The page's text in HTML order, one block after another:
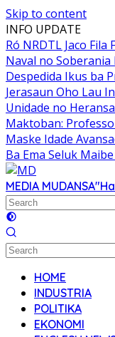
Skip to content
INFO UPDATE
Ró NRDTL Jaco
Naval no
Despedida Ikus ba
Jerasaun Oho Lau
Unidade no
Maktoban:
Maske Idade
Ba Ema Seluk
MEDIA MUDANSA
HOME
INDUSTRIA
POLITIKA
EKONOMI